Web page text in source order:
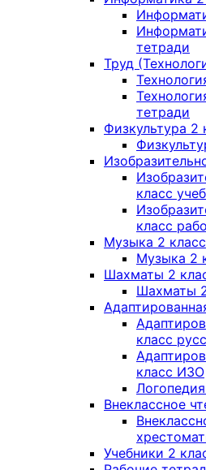
тетради
Труд
тетради
Физкультура 2
класс
класс
Музыка 2 класс
Музыка 2
Шахматы 2
Шахматы
класс
класс ИЗО
Внеклассное
Учебники 2